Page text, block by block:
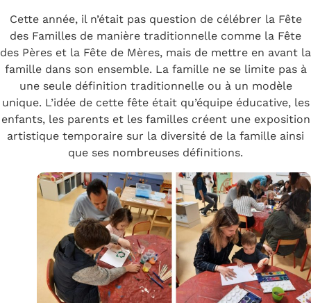
Cette année, il n’était pas question de célébrer la Fête
des Familles de manière traditionnelle comme la Fête
des Pères et la Fête de Mères, mais de mettre en avant la
famille dans son ensemble. La famille ne se limite pas à
une seule définition traditionnelle ou à un modèle
unique. L’idée de cette fête était qu’équipe éducative, les
enfants, les parents et les familles créent une exposition
artistique temporaire sur la diversité de la famille ainsi
que ses nombreuses définitions.